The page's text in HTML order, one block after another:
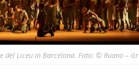
del Liceu in Barcelona. Foto: © Ruano –